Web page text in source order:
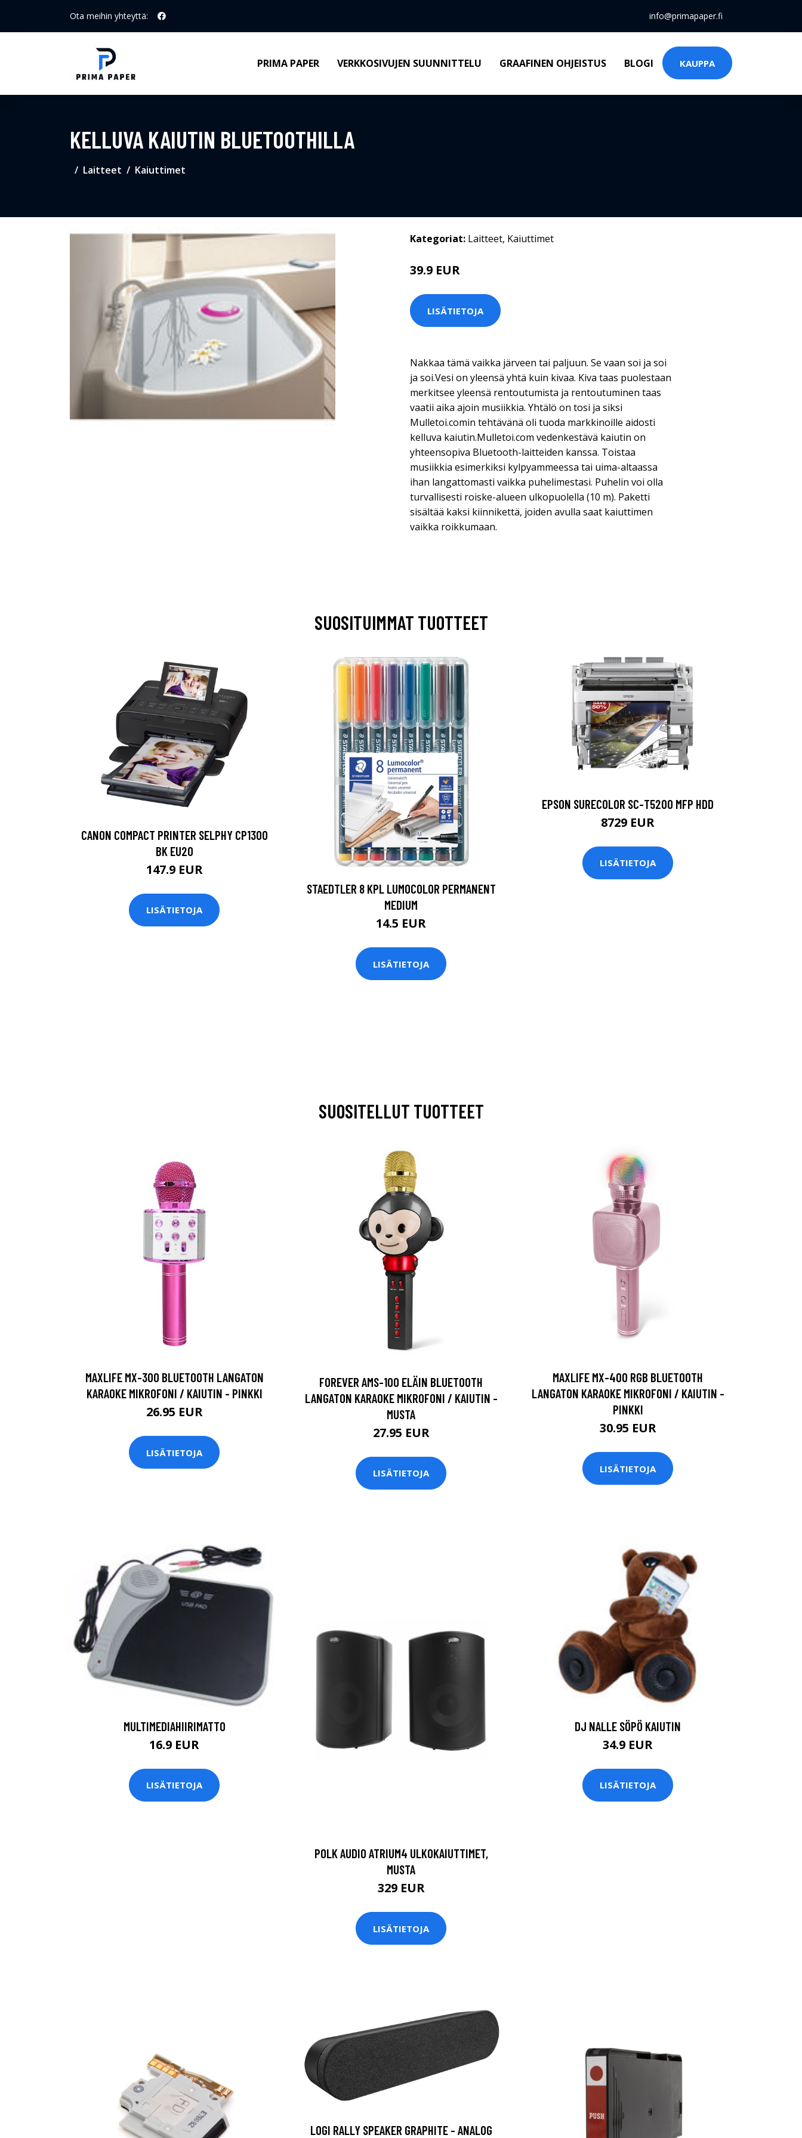
Ota meihin yhteyttä: info@primapaper.fi
PRIMA PAPER VERKKOSIVUJEN SUUNNITTELU GRAAFINEN OHJEISTUS BLOGI KAUPPA
KELLUVA KAIUTIN BLUETOOTHILLA
Laitteet Kaiuttimet
Kategoriat: Laitteet, Kaiuttimet
39.9 EUR
LISÄTIETOJA
Nakkaa tämä vaikka järveen tai paljuun. Se vaan soi ja soi
ja soi.Vesi on yleensä yhtä kuin kivaa. Kiva taas puolestaan
merkitsee yleensä rentoutumista ja rentoutuminen taas
vaatii aika ajoin musiikkia. Yhtälö on tosi ja siksi
Mulletoi.comin tehtävänä oli tuoda markkinoille aidosti
kelluva kaiutin.Mulletoi.com vedenkestävä kaiutin on
yhteensopiva Bluetooth-laitteiden kanssa. Toistaa
musiikkia esimerkiksi kylpyammeessa tai uima-altaassa
ihan langattomasti vaikka puhelimestasi. Puhelin voi olla
turvallisesti roiske-alueen ulkopuolella (10 m). Paketti
sisältää kaksi kiinnikettä, joiden avulla saat kaiuttimen
vaikka roikkumaan.
SUOSITUIMMAT TUOTTEET
CANON COMPACT PRINTER SELPHY CP1300
BK EU20
147.9 EUR
LISÄTIETOJA
STAEDTLER 8 KPL LUMOCOLOR PERMANENT
MEDIUM
14.5 EUR
LISÄTIETOJA
EPSON SURECOLOR SC-T5200 MFP HDD
8729 EUR
LISÄTIETOJA
SUOSITELLUT TUOTTEET
MAXLIFE MX-300 BLUETOOTH LANGATON
KARAOKE MIKROFONI / KAIUTIN - PINKKI
26.95 EUR
LISÄTIETOJA
FOREVER AMS-100 ELÄIN BLUETOOTH
LANGATON KARAOKE MIKROFONI / KAIUTIN -
MUSTA
27.95 EUR
LISÄTIETOJA
MAXLIFE MX-400 RGB BLUETOOTH
LANGATON KARAOKE MIKROFONI / KAIUTIN -
PINKKI
30.95 EUR
LISÄTIETOJA
MULTIMEDIAHIIRIMATTO
16.9 EUR
LISÄTIETOJA
POLK AUDIO ATRIUM4 ULKOKAIUTTIMET,
MUSTA
329 EUR
LISÄTIETOJA
DJ NALLE SÖPÖ KAIUTIN
34.9 EUR
LISÄTIETOJA
LOGI RALLY SPEAKER GRAPHITE - ANALOG